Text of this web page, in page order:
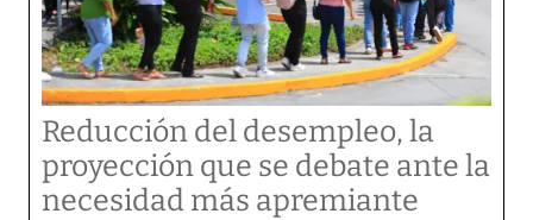
Reducción del desempleo, la
proyección que se debate ante la
necesidad más apremiante